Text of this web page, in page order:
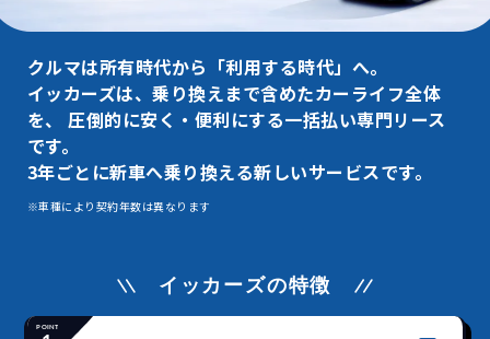
クルマは所有時代から「利用する時代」へ。
イッカーズは、乗り換えまで含めたカーライフ全体
を、
圧倒的に安く・便利にする一括払い専門リース
です。
3年ごとに新車へ乗り換える新しいサービスです。
※車種により契約年数は異なります
イッカーズの特徴